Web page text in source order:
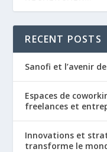
RECENT POSTS
Sanofi et l’avenir
Espaces de
freelances et
Innovations et
transforme le